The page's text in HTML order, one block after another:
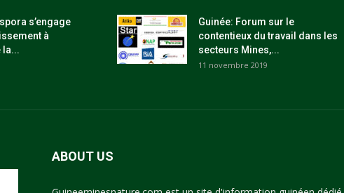
s’engage
à
la...
Guinée: Forum sur le
contentieux du travail dans les
secteurs Mines,...
11 novembre 2019
ABOUT US